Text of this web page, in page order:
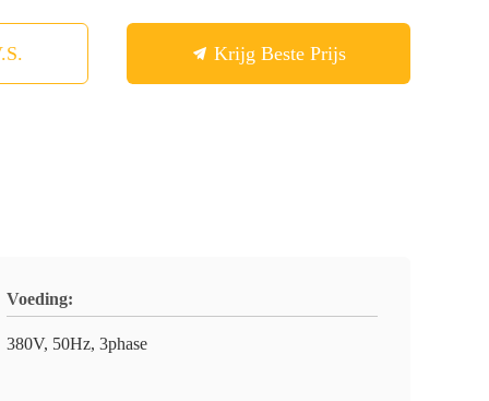
Krijg Beste Prijs
Voeding:
380V, 50Hz, 3phase